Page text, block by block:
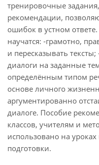
тренировочные
рекомендации,
ошибок в устном
научатся: -грамотно,
и пересказывать
диалоги на заданные
определённым типом
основе личного
аргументированно
диалоге. Пособие
классов, учителям и
использовано на
подготовки.